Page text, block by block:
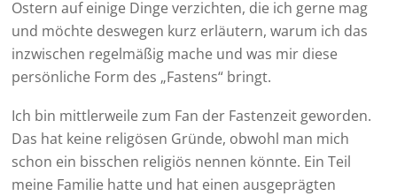
Ostern auf einige Dinge verzichten, die ich gerne mag
und möchte deswegen kurz erläutern, warum ich das
inzwischen regelmäßig mache und was mir diese
persönliche Form des „Fastens“ bringt.
Ich bin mittlerweile zum Fan der Fastenzeit geworden.
Das hat keine religösen Gründe, obwohl man mich
schon ein bisschen religiös nennen könnte. Ein Teil
meine Familie hatte und hat einen ausgeprägten